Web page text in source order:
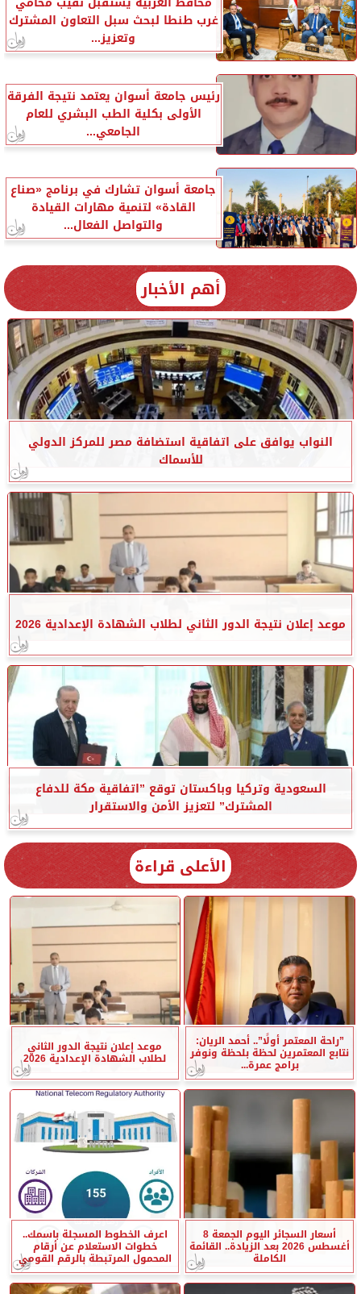
غرب طنطا لبحث سبل التعاون المشترك
وتعزيز...
رئيس جامعة أسوان يعتمد نتيجة الفرقة
الأولى بكلية الطب البشري للعام
الجامعي...
جامعة أسوان تشارك في برنامج «صناع
القادة» لتنمية مهارات القيادة
والتواصل الفعال...
أهم الأخبار
النواب يوافق على اتفاقية استضافة مصر للمركز الدولي
للأسماك
موعد إعلان نتيجة الدور الثاني لطلاب الشهادة الإعدادية 2026
السعودية وتركيا وباكستان توقع ”اتفاقية مكة للدفاع
المشترك” لتعزيز الأمن والاستقرار
الأعلى قراءة
”راحة المعتمر أولًا”.. أحمد الريان:
نتابع المعتمرين لحظة بلحظة ونوفر
برامج عمرة...
موعد إعلان نتيجة الدور الثاني
لطلاب الشهادة الإعدادية 2026
أسعار السجائر اليوم الجمعة 8
أغسطس 2026 بعد الزيادة.. القائمة
الكاملة
اعرف الخطوط المسجلة باسمك..
خطوات الاستعلام عن أرقام
المحمول المرتبطة بالرقم القومي